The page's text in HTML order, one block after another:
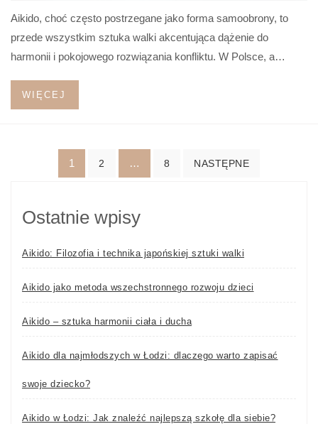
Aikido, choć często postrzegane jako forma samoobrony, to
przede wszystkim sztuka walki akcentująca dążenie do
harmonii i pokojowego rozwiązania konfliktu. W Polsce, a…
WIĘCEJ
Stronicowanie
wpisów
1 2 … 8 NASTĘPNE
Ostatnie wpisy
Aikido: Filozofia i technika japońskiej sztuki walki
Aikido jako metoda wszechstronnego rozwoju dzieci
Aikido – sztuka harmonii ciała i ducha
Aikido dla najmłodszych w Łodzi: dlaczego warto zapisać
swoje dziecko?
Aikido w Łodzi: Jak znaleźć najlepszą szkołę dla siebie?